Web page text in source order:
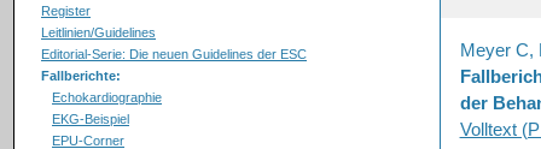
Register
Leitlinien/Guidelines
Editorial-Serie: Die neuen Guidelines der ESC
Fallberichte:
Echokardiographie
EKG-Beispiel
EPU-Corner
Meyer C,
der
Volltext